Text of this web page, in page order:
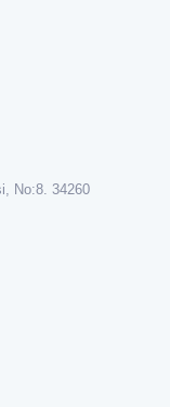
No:8. 34260